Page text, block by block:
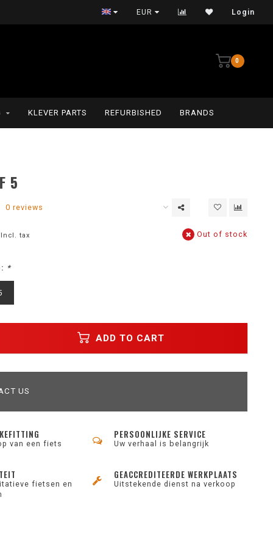
Persoonlijke service
EUR Login
0
KLEVER PARTS REFURBISHED BRANDS
5
0 reviews
Incl. tax Out of stock
*
ADD TO CART
US
van een fiets
PERSOONLIJKE SERVICE
Uw verhaal is belangrijk
fietsen en
GEACCREDITEERDE WERKPLAATS
Uitstekende dienst na verkoop